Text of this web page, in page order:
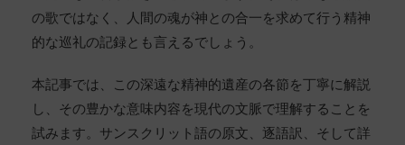
の歌ではなく、人間の魂が神との合一を求めて行う精神
的な巡礼の記録とも言えるでしょう。
本記事では、この深遠な精神的遺産の各節を丁寧に解説
し、その豊かな意味内容を現代の文脈で理解することを
試みます。サンスクリット語の原文、逐語訳、そして詳